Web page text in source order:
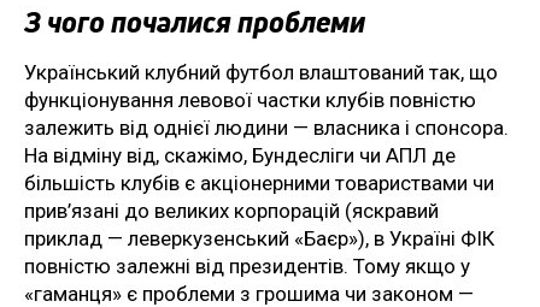
З чого почалися проблеми
Український клубний футбол влаштований так, що
функціонування левової частки клубів повністю
залежить від однієї людини — власника і спонсора.
На відміну від, скажімо, Бундесліги чи АПЛ де
більшість клубів є акціонерними товариствами чи
прив’язані до великих корпорацій (яскравий
приклад — леверкузенський «Баєр»), в Україні ФІК
повністю залежні від президентів. Тому якщо у
«гаманця» є проблеми з грошима чи законом —